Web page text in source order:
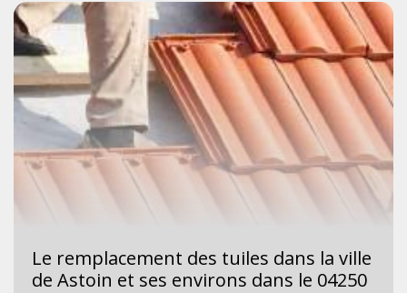
Le remplacement des tuiles dans la ville
de Astoin et ses environs dans le 04250